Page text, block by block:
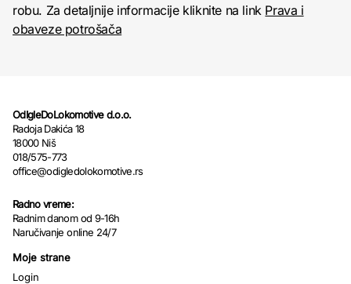
robu. Za detaljnije informacije kliknite na link Prava i
obaveze potrošača
OdIgleDoLokomotive d.o.o.
Radoja Dakića 18
18000 Niš
018/575-773
office@odigledolokomotive.rs
Radno vreme:
Radnim danom od 9-16h
Naručivanje online 24/7
Moje strane
Login